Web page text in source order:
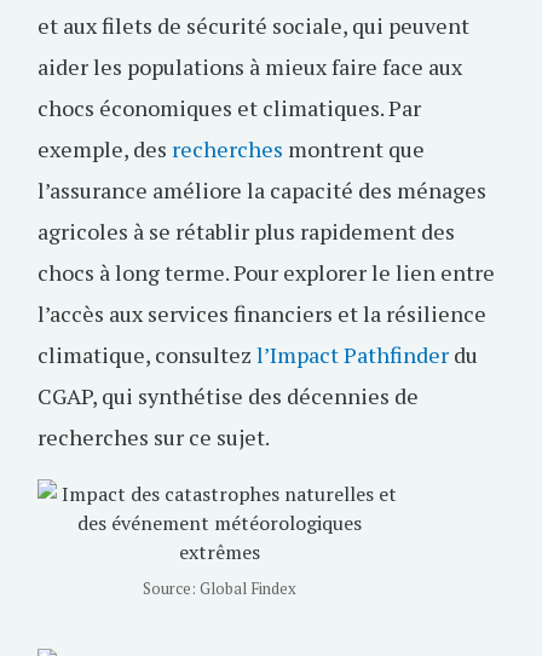
et aux filets de sécurité sociale, qui peuvent
aider les populations à mieux faire face aux
chocs économiques et climatiques. Par
exemple, des recherches montrent que
l’assurance améliore la capacité des ménages
agricoles à se rétablir plus rapidement des
chocs à long terme. Pour explorer le lien entre
l’accès aux services financiers et la résilience
climatique, consultez l’Impact Pathfinder du
CGAP, qui synthétise des décennies de
recherches sur ce sujet.
Source: Global Findex